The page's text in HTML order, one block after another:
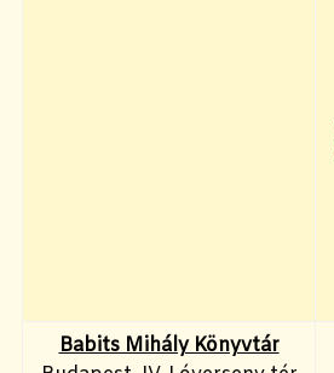
Babits Mihály Könyvtár